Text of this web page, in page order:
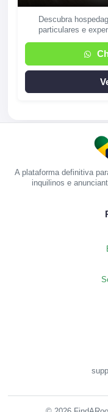
Descubra
particulares e
A plataforma definitiva
inquilinos e